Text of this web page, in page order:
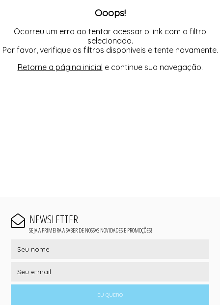
Ooops!
Ocorreu um erro ao tentar acessar o link com o filtro
selecionado.
Por favor, verifique os filtros disponíveis e tente novamente.
Retorne a página inicial e continue sua navegação.
NEWSLETTER
SEJA A PRIMEIRA A SABER DE NOSSAS NOVIDADES E PROMOÇÕES!
EU QUERO